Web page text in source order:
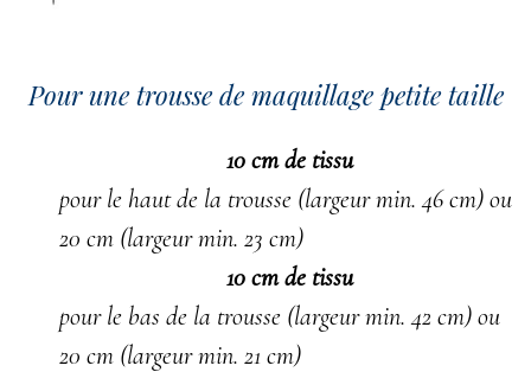
Pour une trousse de maquillage petite taille
10 cm de tissu
pour le haut de la trousse (largeur min. 46 cm) ou
20 cm (largeur min. 23 cm)
10 cm de tissu
pour le bas de la trousse (largeur min. 42 cm) ou
20 cm (largeur min. 21 cm)